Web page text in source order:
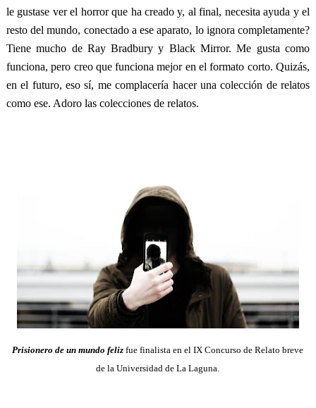
le gustase ver el horror que ha creado y, al final, necesita ayuda y el
resto del mundo, conectado a ese aparato, lo ignora completamente?
Tiene mucho de Ray Bradbury y Black Mirror. Me gusta como
funciona, pero creo que funciona mejor en el formato corto. Quizás,
en el futuro, eso sí, me complacería hacer una colección de relatos
como ese. Adoro las colecciones de relatos.
Prisionero de un mundo feliz fue finalista en el IX Concurso de Relato breve
de la Universidad de La Laguna.